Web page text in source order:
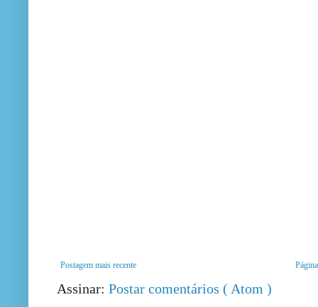
Postagem mais recente
Assinar: Postar comentários ( Atom )